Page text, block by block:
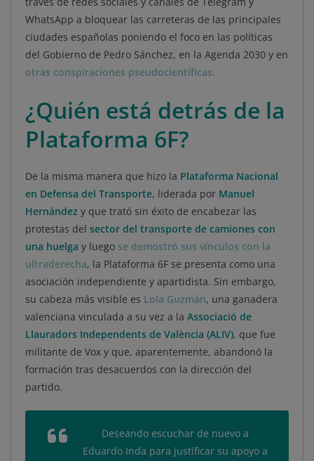
WhatsApp a bloquear las carreteras de las principales
ciudades españolas poniendo el foco en las políticas
del Gobierno de Pedro Sánchez, en la Agenda 2030 y en
otras conspiraciones pseudocientíficas.
¿Quién está detrás de la
Plataforma 6F?
De la misma manera que hizo la Plataforma Nacional
en Defensa del Transporte, liderada por Manuel
Hernández y que trató sin éxito de encabezar las
protestas del sector del transporte de camiones con
una huelga y luego se demostró sus vínculos con la
ultraderecha, la Plataforma 6F se presenta como una
asociación independiente y apartidista. Sin embargo,
su cabeza más visible es Lola Guzmán, una ganadera
valenciana vinculada a su vez a la Associació de
Llauradors Independents de València (ALIV), que fue
militante de Vox y que, aparentemente, abandonó la
formación tras desacuerdos con la dirección del
partido.
Deseando escuchar de nuevo a
Eduardo Inda para justificar su apoyo a